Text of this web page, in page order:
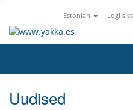
Estonian Logi
Uudised